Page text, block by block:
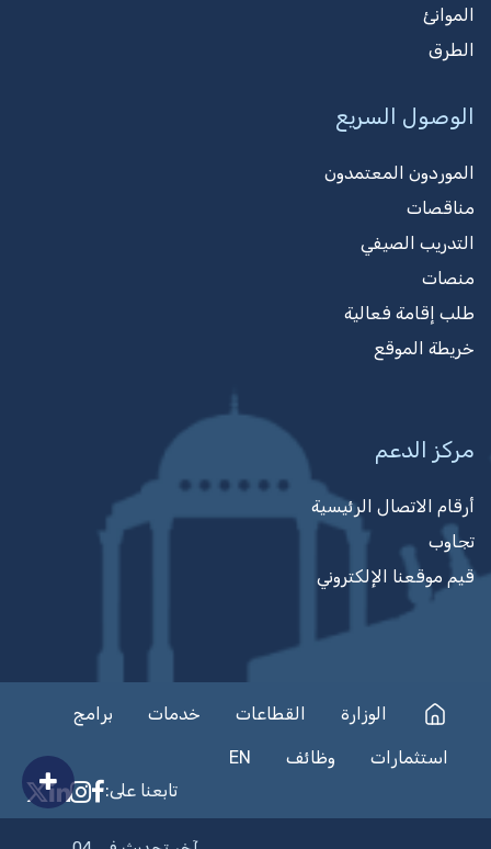
الموانئ
الطرق
الوصول السريع
الموردون المعتمدون
مناقصات
التدريب الصيفي
منصات
طلب إقامة فعالية
خريطة الموقع
مركز الدعم
أرقام الاتصال الرئيسية
تجاوب
قيم موقعنا الإلكتروني
الوزارة القطاعات خدمات برامج
استثمارات وظائف
EN
تابعنا على:
Facebook
X